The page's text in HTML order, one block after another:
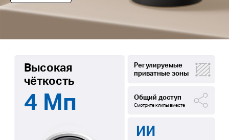
Высокая
чёткость
4 Мп
Регулируемые
приватные зоны
Общий доступ
Смотрите клипы вместе
ИИ